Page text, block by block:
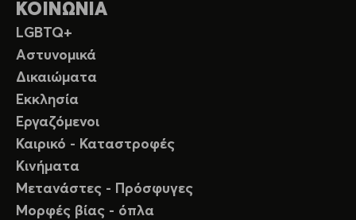
ΚΟΙΝΩΝΙΑ
LGBTQ+
Αστυνομικά
Δικαιώματα
Εκκλησία
Εργαζόμενοι
Καιρικό - Καταστροφές
Κινήματα
Μετανάστες - Πρόσφυγες
Μορφές βίας - όπλα